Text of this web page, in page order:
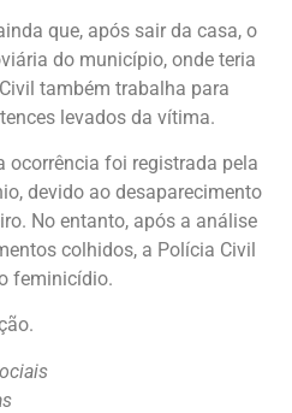
que, após sair da casa, o
do município, onde teria
também trabalha para
levados da vítima.
ocorrência foi registrada pela
devido ao desaparecimento
No entanto, após a análise
colhidos, a Polícia Civil
feminicídio.